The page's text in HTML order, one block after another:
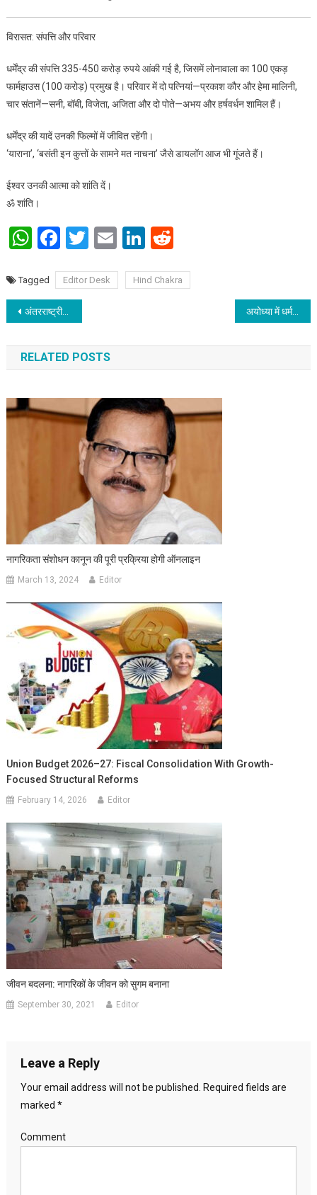
विरासत: संपत्ति और परिवार
धर्मेंद्र की संपत्ति 335-450 करोड़ रुपये आंकी गई है, जिसमें लोनावाला का 100 एकड़
फार्महाउस (100 करोड़) प्रमुख है। परिवार में दो पत्नियां—प्रकाश कौर और हेमा मालिनी,
चार संतानें—सनी, बॉबी, विजेता, अजिता और दो पोते—अभय और हर्षवर्धन शामिल हैं।
धर्मेंद्र की यादें उनकी फिल्मों में जीवित रहेंगी।
‘याराना’, ‘बसंती इन कुत्तों के सामने मत नाचना’ जैसे डायलॉग आज भी गूंजते हैं।
ईश्वर उनकी आत्मा को शांति दें।
ॐ शांति।
WhatsApp
Facebook
Twitter
EmailLinkedIn
Tagged Editor Desk Hind Chakra
Post navigation
अंतरराष्ट्रीय बिजनेस कॉलेज, पटना में भारतीय ज्ञान प्रणाली पर दो दिवसीय कार्यशाला सम्पन्न अयोध्या में धर्म ध्वजारोहण: पूर्वजों के संकल्प का गौरवपूर्ण साक्षी बना धर्म ध्वज
RELATED POSTS
नागरिकता संशोधन कानून की पूरी प्रक्रिया होगी ऑनलाइन
March 13, 2024 Editor
Union Budget 2026–27: Fiscal Consolidation With Growth-
Focused Structural Reforms
February 14, 2026 Editor
जीवन बदलना: नागरिकों के जीवन को सुगम बनाना
September 30, 2021 Editor
Leave a Reply
Your email address will not be published. Required fields are
marked *
Comment